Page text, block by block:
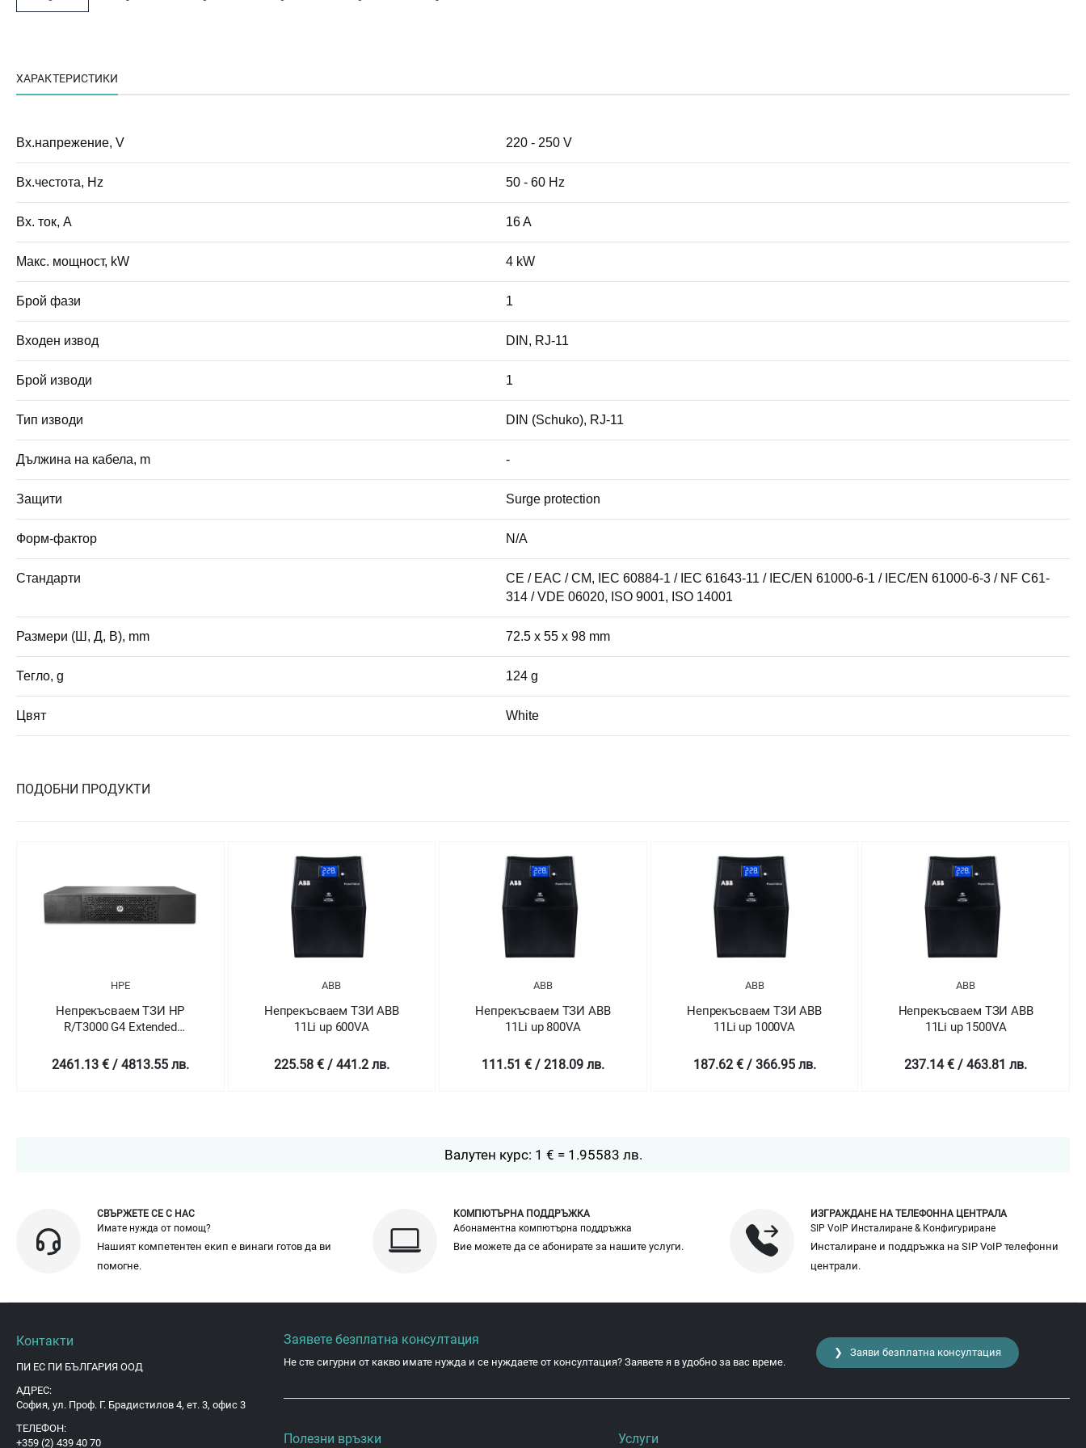
ХАРАКТЕРИСТИКИ
Вх.напрежение, V 220 - 250 V
Вх.честота, Hz 50 - 60 Hz
Вх. ток, A 16 A
Макс. мощност, kW 4 kW
Брой фази 1
Входен извод DIN, RJ-11
Брой изводи 1
Тип изводи DIN (Schuko), RJ-11
Дължина на кабела, m -
Защити Surge protection
Форм-фактор N/A
Стандарти
CE / EAC / CM, IEC 60884-1 / IEC 61643-11 / IEC/EN 61000-6-1 / IEC/EN 61000-6-3 / NF C61-
314 / VDE 06020, ISO 9001, ISO 14001
Размери (Ш, Д, В), mm 72.5 x 55 x 98 mm
Тегло, g 124 g
Цвят White
ПОДОБНИ ПРОДУКТИ
Непрекъсваем ТЗИ ABB
11Li up 600VA
225.58 € / 441.2 лв.
Непрекъсваем ТЗИ ABB
11Li up 800VA
111.51 € / 218.09 лв.
Непрекъсваем ТЗИ ABB
11Li up 1000VA
187.62 € / 366.95 лв.
Непрекъсваем ТЗИ ABB
11Li up 1500VA
237.14 € / 463.81 лв.
Непрекъсваем ТЗИ ABB
11Li up 2000VA
344.65 € / 674.08 лв.
Валутен курс: 1 € = 1.95583 лв.
СВЪРЖЕТЕ СЕ С НАС
Имате нужда от помощ?
Нашият компетентен екип е винаги готов да ви
помогне.
КОМПЮТЪРНА ПОДДРЪЖКА
Абонаментна компютърна поддръжка
Вие можете да се абонирате за нашите услуги.
ИЗГРАЖДАНЕ НА ТЕЛЕФОННА ЦЕНТРАЛА
SIP VoIP Инсталиране & Конфигуриране
Инсталиране и поддръжка на SIP VoIP телефонни
централи.
Контакти
ПИ ЕС ПИ БЪЛГАРИЯ ООД
АДРЕС:
София, ул. Проф. Г. Брадистилов 4, ет. 3, офис 3
ТЕЛЕФОН:
+359 (2) 439 40 70
Заявете безплатна консултация
Не сте сигурни от какво имате нужда и се нуждаете от консултация? Заявете я в удобно за вас време.
❯ Заяви безплатна консултация
Полезни връзки Услуги